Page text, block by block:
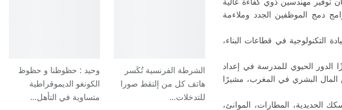
توفير مهندسين ذوي كفاءة عالية
دمج الموظفين الجدد وملاءمة
التكنولوجية في قطاعات البناء،
الدور الحيوي للمدرسة في إعداد
البشري في المغرب، مشيرًا
الحديدية، المطارات، الموانئ،
الشرطة الفرنسية تُكَسر
هاتف كل من إلتقط صورا
للتدخلات…
وحيد : حظوظنا و حظوظ
الكونغو الديموقراطية
متساوية في التأهل…